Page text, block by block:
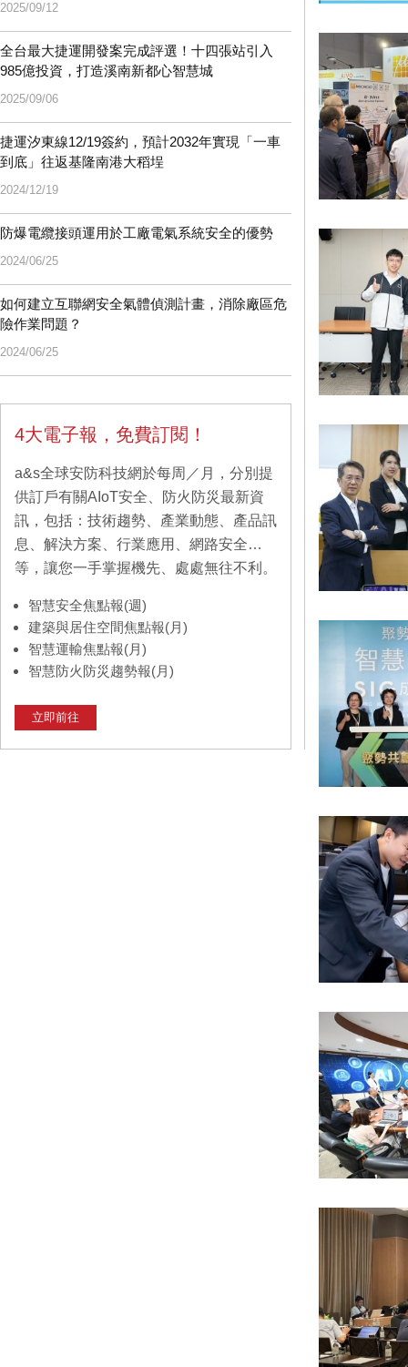
2025/09/12
全台最大捷運開發案完成評選！十四張站引入
985億投資，打造溪南新都心智慧城
2025/09/06
捷運汐東線12/19簽約，預計2032年實現「一車
到底」往返基隆南港大稻埕
2024/12/19
防爆電纜接頭運用於工廠電氣系統安全的優勢
2024/06/25
如何建立互聯網安全氣體偵測計畫，消除廠區危
險作業問題？
2024/06/25
4大電子報，免費訂閱！
a&s全球安防科技網於每周／月，分別提
供訂戶有關AIoT安全、防火防災最新資
訊，包括：技術趨勢、產業動態、產品訊
息、解決方案、行業應用、網路安全…
等，讓您一手掌握機先、處處無往不利。
智慧安全焦點報(週)
建築與居住空間焦點報(月)
智慧運輸焦點報(月)
智慧防火防災趨勢報(月)
立即前往